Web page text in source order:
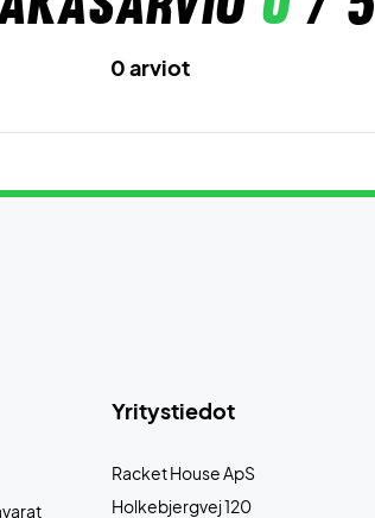
0 arviot
Yritystiedot
Racket House ApS
Holkebjergvej 120